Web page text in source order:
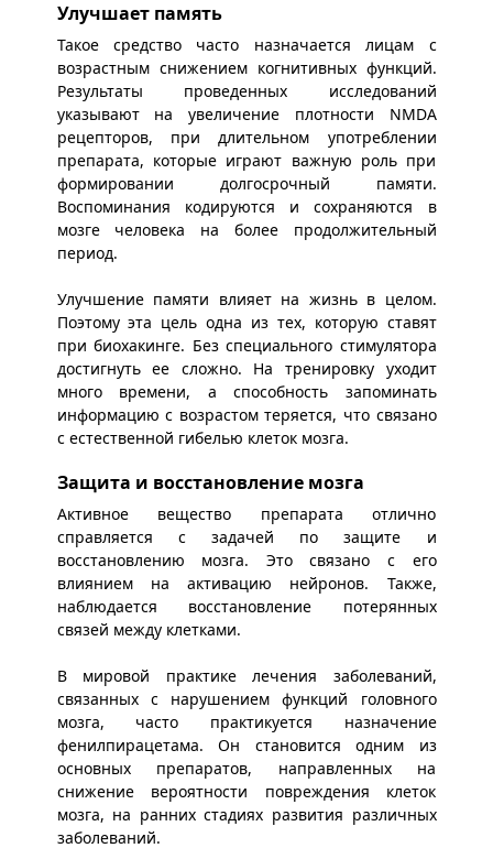
Улучшает память
Такое средство часто назначается лицам с
возрастным снижением когнитивных функций.
Результаты проведенных исследований
указывают на увеличение плотности NMDA
рецепторов, при длительном употреблении
препарата, которые играют важную роль при
формировании долгосрочный памяти.
Воспоминания кодируются и сохраняются в
мозге человека на более продолжительный
период.
Улучшение памяти влияет на жизнь в целом.
Поэтому эта цель одна из тех, которую ставят
при биохакинге. Без специального стимулятора
достигнуть ее сложно. На тренировку уходит
много времени, а способность запоминать
информацию с возрастом теряется, что связано
с естественной гибелью клеток мозга.
Защита и восстановление мозга
Активное вещество препарата отлично
справляется с задачей по защите и
восстановлению мозга. Это связано с его
влиянием на активацию нейронов. Также,
наблюдается восстановление потерянных
связей между клетками.
В мировой практике лечения заболеваний,
связанных с нарушением функций головного
мозга, часто практикуется назначение
фенилпирацетама. Он становится одним из
основных препаратов, направленных на
снижение вероятности повреждения клеток
мозга, на ранних стадиях развития различных
заболеваний.